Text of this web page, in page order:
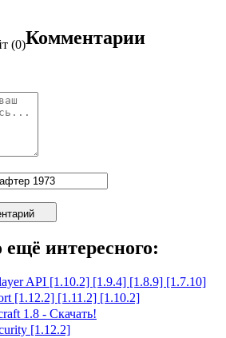
(0)Комментарии
ещё интересного:
API [1.10.2] [1.9.4] [1.8.9] [1.7.10]
[1.12.2] [1.11.2] [1.10.2]
1.8 - Скачать!
[1.12.2]